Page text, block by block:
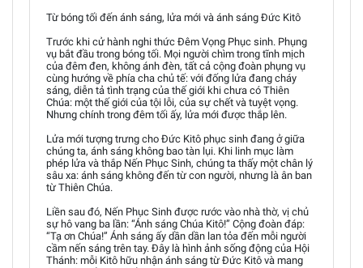
Từ bóng tối đến ánh sáng, lửa mới và ánh sáng Đức Kitô
Trước khi cử hành nghi thức Đêm Vọng Phục sinh. Phụng
vụ bắt đầu trong bóng tối. Mọi người chìm trong tĩnh mịch
của đêm đen, không ánh đèn, tất cả cộng đoàn phụng vụ
cùng hướng về phía cha chủ tế: với đống lửa đang cháy
sáng, diễn tả tình trạng của thế giới khi chưa có Thiên
Chúa: một thế giới của tội lỗi, của sự chết và tuyệt vọng.
Nhưng chính trong đêm tối ấy, lửa mới được thắp lên.
Lửa mới tượng trưng cho Đức Kitô phục sinh đang ở giữa
chúng ta, ánh sáng không bao tàn lụi. Khi linh mục làm
phép lửa và thắp Nến Phục Sinh, chúng ta thấy một chân lý
sâu xa: ánh sáng không đến từ con người, nhưng là ân ban
từ Thiên Chúa.
Liền sau đó, Nến Phục Sinh được rước vào nhà thờ, vị chủ
sự hô vang ba lần: “Ánh sáng Chúa Kitô!” Cộng đoàn đáp:
“Tạ ơn Chúa!” Ánh sáng ấy dần dần lan tỏa đến mỗi người
cầm nến sáng trên tay. Đây là hình ảnh sống động của Hội
Thánh: mỗi Kitô hữu nhận ánh sáng từ Đức Kitô và mang